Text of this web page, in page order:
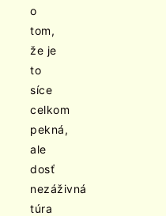
o
tom,
že je
to
síce
celkom
pekná,
ale
dosť
nezáživná
túra